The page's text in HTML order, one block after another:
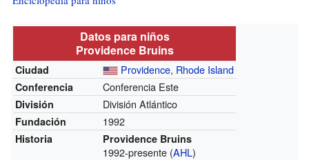
Datos para niños
Providence Bruins
Ciudad Providence, Rhode Island
Conferencia Conferencia Este
División División Atlántico
Fundación 1992
Historia Providence Bruins
1992-presente (AHL)